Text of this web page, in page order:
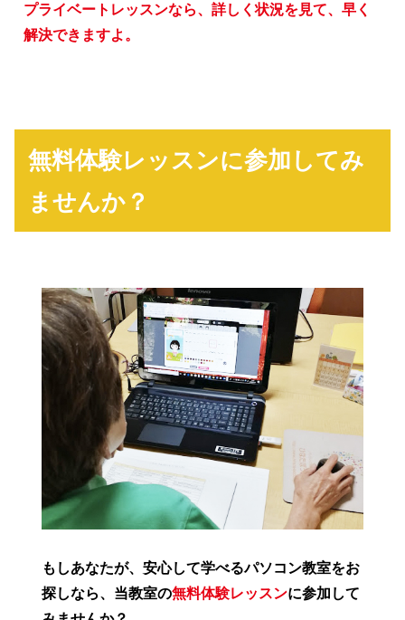
プライベートレッスンなら、詳しく状況を見て、早く
解決できますよ。
無料体験レッスンに参加してみ
ませんか？
もしあなたが、安心して学べるパソコン教室をお
探しなら、当教室の無料体験レッスンに参加して